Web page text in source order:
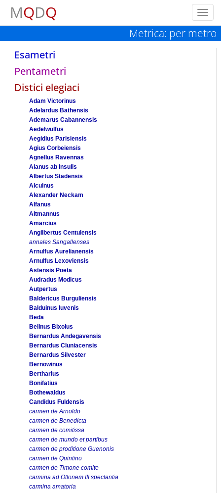
MQDQ
Metrica: per metro
Esametri
Pentametri
Distici elegiaci
Adam Victorinus
Adelardus Bathensis
Ademarus Cabannensis
Aedelwulfus
Aegidius Parisiensis
Agius Corbeiensis
Agnellus Ravennas
Alanus ab Insulis
Albertus Stadensis
Alcuinus
Alexander Neckam
Alfanus
Altmannus
Amarcius
Angilbertus Centulensis
annales Sangallenses
Arnulfus Aurelianensis
Arnulfus Lexoviensis
Astensis Poeta
Audradus Modicus
Autpertus
Baldericus Burguliensis
Balduinus Iuvenis
Beda
Belinus Bixolus
Bernardus Andegavensis
Bernardus Cluniacensis
Bernardus Silvester
Bernowinus
Bertharius
Bonifatius
Bothewaldus
Candidus Fuldensis
carmen de Arnoldo
carmen de Benedicta
carmen de comitissa
carmen de mundo et partibus
carmen de proditione Guenonis
carmen de Quintino
carmen de Timone comite
carmina ad Ottonem III spectantia
carmina amatoria